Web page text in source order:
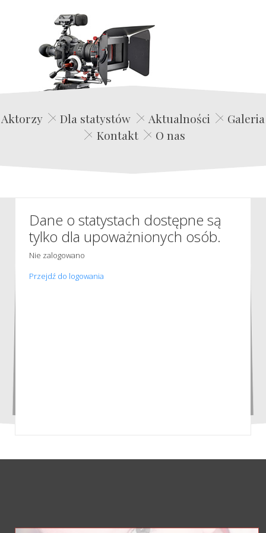
Edwin Film Agencja Aktorska
Aktorzy Dla statystów Aktualności
Galeria
Kontakt
O nas
Dane o statystach dostępne są
tylko dla upoważnionych osób.
Nie zalogowano
Przejdź do logowania